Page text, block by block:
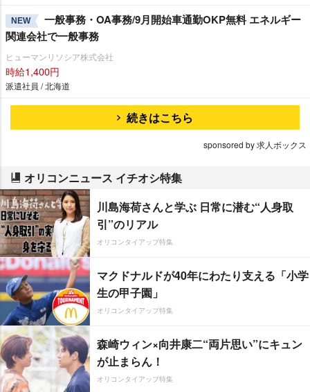
NEW
一般事務・OA事務/9月開始車通勤OKP無料 エネルギー
関連会社で一般事務
ヒューマンリソシア株式会社
時給1,400円
派遣社員 / 北海道
続きはこちら
sponsored by 求人ボックス
オリコンニュース イチオシ特集
川島海荷さんと学ぶ 日常に潜む“人身取
引”のリアル
オリコンタイアップ特集
マクドナルドが40年にわたり支える「小学
生の甲子園」
オリコンタイアップ特集
森崎ウィン×向井康二“両片思い”にキュン
が止まらん！
オリコンタイアップ特集